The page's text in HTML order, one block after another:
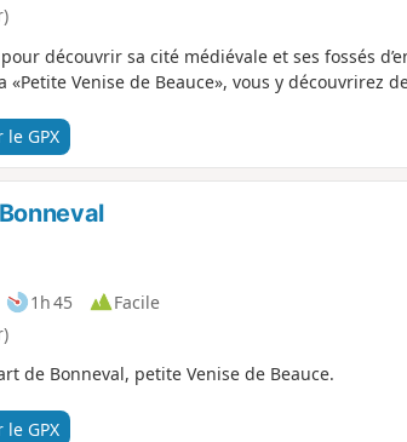
découvrir sa cité médiévale et ses fossés
Venise de Beauce», vous y découvrirez
GPX
1h 45
Facile
de Bonneval, petite Venise de Beauce.
GPX